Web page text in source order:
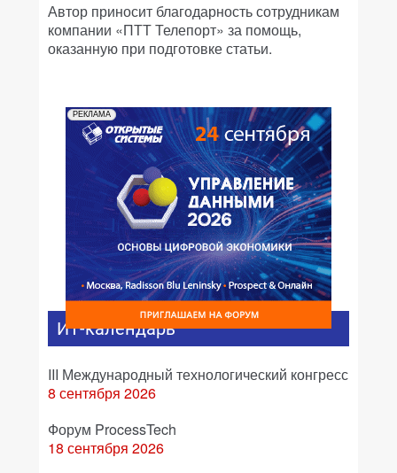
Автор приносит благодарность сотрудникам
компании «ПТТ Телепорт» за помощь,
оказанную при подготовке статьи.
РЕКЛАМА
ИТ-календарь
III Международный технологический конгресс
8 сентября 2026
Форум ProcessTech
18 сентября 2026